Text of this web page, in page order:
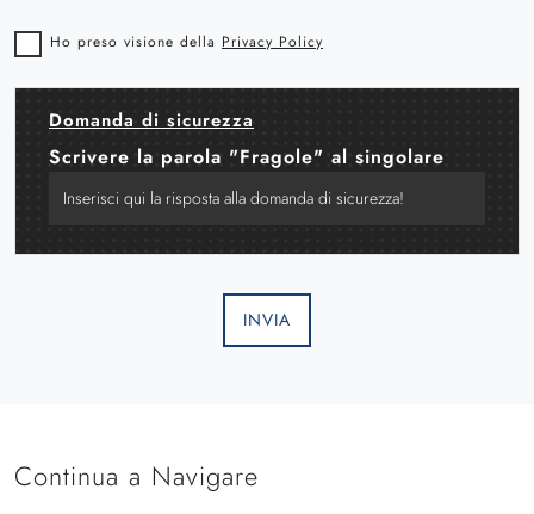
Ho preso visione della Privacy Policy
Domanda di sicurezza
Scrivere la parola "Fragole" al singolare
INVIA
Continua a Navigare